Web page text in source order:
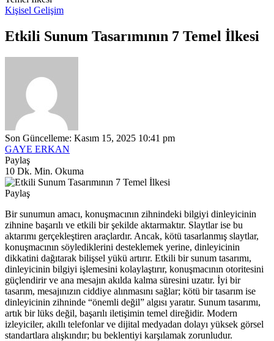
Kişisel Gelişim
Etkili Sunum Tasarımının 7 Temel İlkesi
Son Güncelleme: Kasım 15, 2025 10:41 pm
GAYE ERKAN
Paylaş
10 Dk. Min. Okuma
Paylaş
Bir sunumun amacı, konuşmacının zihnindeki bilgiyi dinleyicinin
zihnine başarılı ve etkili bir şekilde aktarmaktır. Slaytlar ise bu
aktarımı gerçekleştiren araçlardır. Ancak, kötü tasarlanmış slaytlar,
konuşmacının söylediklerini desteklemek yerine, dinleyicinin
dikkatini dağıtarak bilişsel yükü artırır. Etkili bir sunum tasarımı,
dinleyicinin bilgiyi işlemesini kolaylaştırır, konuşmacının otoritesini
güçlendirir ve ana mesajın akılda kalma süresini uzatır. İyi bir
tasarım, mesajınızın ciddiye alınmasını sağlar; kötü bir tasarım ise
dinleyicinin zihninde “önemli değil” algısı yaratır. Sunum tasarımı,
artık bir lüks değil, başarılı iletişimin temel direğidir. Modern
izleyiciler, akıllı telefonlar ve dijital medyadan dolayı yüksek görsel
standartlara alışkındır; bu beklentiyi karşılamak zorunludur.